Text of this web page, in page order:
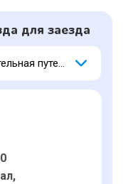
для заезда
08 - 28 августа 2026 | оздоровительная путевка